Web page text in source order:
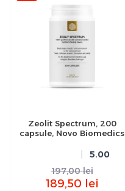
Zeolit Spectrum, 200
capsule, Novo Biomedics
5.00
197,00 lei
189,50 lei